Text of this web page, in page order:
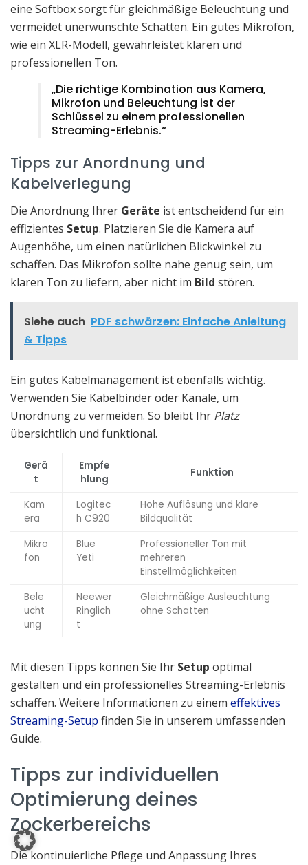
eine Softbox sorgt für gleichmäßige Beleuchtung und
vermeidet unerwünschte Schatten. Ein gutes Mikrofon,
wie ein XLR-Modell, gewährleistet klaren und
professionellen Ton.
„Die richtige Kombination aus Kamera,
Mikrofon und Beleuchtung ist der
Schlüssel zu einem professionellen
Streaming-Erlebnis.“
Tipps zur Anordnung und
Kabelverlegung
Die Anordnung Ihrer Geräte ist entscheidend für ein
effizientes Setup. Platzieren Sie die Kamera auf
Augenhöhe, um einen natürlichen Blickwinkel zu
schaffen. Das Mikrofon sollte nahe genug sein, um
klaren Ton zu liefern, aber nicht im Bild stören.
Siehe auch PDF schwärzen: Einfache Anleitung
& Tipps
Ein gutes Kabelmanagement ist ebenfalls wichtig.
Verwenden Sie Kabelbinder oder Kanäle, um
Unordnung zu vermeiden. So bleibt Ihr Platz
übersichtlich und funktional.
Gerä
t
Empfe
hlung
Funktion
Kam
era
Logitec
h C920
Hohe Auflösung und klare
Bildqualität
Mikro
fon
Blue
Yeti
Professioneller Ton mit
mehreren
Einstellmöglichkeiten
Bele
ucht
ung
Neewer
Ringlich
t
Gleichmäßige Ausleuchtung
ohne Schatten
Mit diesen Tipps können Sie Ihr Setup optimal
gestalten und ein professionelles Streaming-Erlebnis
schaffen. Weitere Informationen zu einem effektives
Streaming-Setup finden Sie in unserem umfassenden
Guide.
Tipps zur individuellen
Optimierung deines
Zockerbereichs
Die kontinuierliche Pflege und Anpassung Ihres